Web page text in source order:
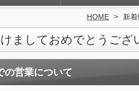
HOME 新
ましておめでとうござ
の営業について